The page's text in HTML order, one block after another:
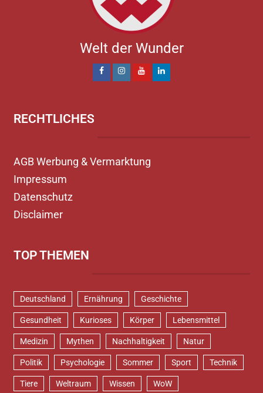
Welt der Wunder
RECHTLICHES
AGB Werbung & Vermarktung
Impressum
Datenschutz
Disclaimer
TOP THEMEN
Deutschland Ernährung Geschichte
Gesundheit Kurioses Körper Lebensmittel
Medizin Mythen Nachhaltigkeit Natur
Politik Psychologie Sommer Sport Technik
Tiere Weltraum Wissen WoW